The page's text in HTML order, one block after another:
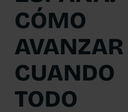
CÓMO
AVANZAR
CUANDO
TODO